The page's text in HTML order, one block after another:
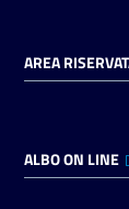
AREA
ALBO ON LINE